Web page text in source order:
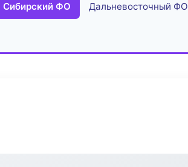
Сибирский ФО Дальневосточный ФО